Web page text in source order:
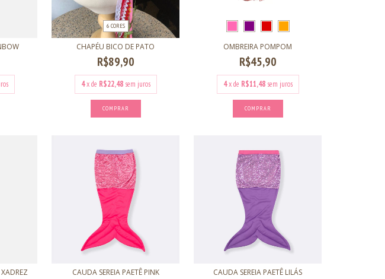
6 CORES
CHAPÉU BICO DE PATO
R$89,90
4x de R$22,48 sem juros
COMPRAR
OMBREIRA POMPOM
R$45,90
4 x de R$11,48 sem juros
COMPRAR
CAUDA SEREIA PAETÊ PINK CAUDA SEREIA PAETÊ LILÁS